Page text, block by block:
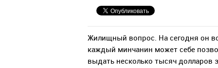
Жилищный вопрос. На сегодня он
каждый минчанин может себе
выдать несколько тысяч